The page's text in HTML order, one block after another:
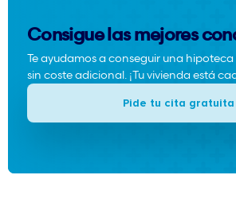
Consigue las mejores
Te ayudamos a conseguir una
sin coste adicional. ¡Tu vivienda está
Pide tu cita gratuita